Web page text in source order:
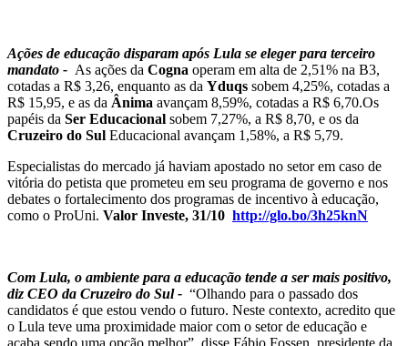
Ações de educação disparam após Lula se eleger para terceiro
mandato - As ações da Cogna operam em alta de 2,51% na B3,
cotadas a R$ 3,26, enquanto as da Yduqs sobem 4,25%, cotadas a
R$ 15,95, e as da Ânima avançam 8,59%, cotadas a R$ 6,70.Os
papéis da Ser Educacional sobem 7,27%, a R$ 8,70, e os da
Cruzeiro do Sul Educacional avançam 1,58%, a R$ 5,79.
Especialistas do mercado já haviam apostado no setor em caso de
vitória do petista que prometeu em seu programa de governo e nos
debates o fortalecimento dos programas de incentivo à educação,
como o ProUni. Valor Investe, 31/10 http://glo.bo/3h25knN
Com Lula, o ambiente para a educação tende a ser mais positivo,
diz CEO da Cruzeiro do Sul - “Olhando para o passado dos
candidatos é que estou vendo o futuro. Neste contexto, acredito que
o Lula teve uma proximidade maior com o setor de educação e
acaba sendo uma opção melhor”, disse Fábio Fossen, presidente da